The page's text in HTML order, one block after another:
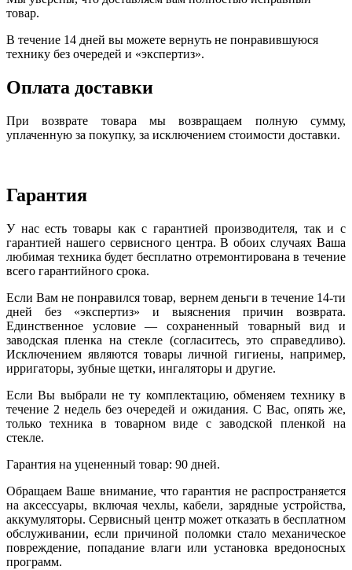
товар.
В течение 14 дней вы можете вернуть не понравившуюся
технику без очередей и «экспертиз».
Оплата доставки
При возврате товара мы возвращаем полную сумму,
уплаченную за покупку, за исключением стоимости доставки.
Гарантия
У нас есть товары как с гарантией производителя, так и с
гарантией нашего сервисного центра. В обоих случаях Ваша
любимая техника будет бесплатно отремонтирована в течение
всего гарантийного срока.
Если Вам не понравился товар, вернем деньги в течение 14-ти
дней без «экспертиз» и выяснения причин возврата.
Единственное условие — сохраненный товарный вид и
заводская пленка на стекле (согласитесь, это справедливо).
Исключением являются товары личной гигиены, например,
ирригаторы, зубные щетки, ингаляторы и другие.
Если Вы выбрали не ту комплектацию, обменяем технику в
течение 2 недель без очередей и ожидания. С Вас, опять же,
только техника в товарном виде с заводской пленкой на
стекле.
Гарантия на уцененный товар: 90 дней.
Обращаем Ваше внимание, что гарантия не распространяется
на аксессуары, включая чехлы, кабели, зарядные устройства,
аккумуляторы. Сервисный центр может отказать в бесплатном
обслуживании, если причиной поломки стало механическое
повреждение, попадание влаги или установка вредоносных
программ.